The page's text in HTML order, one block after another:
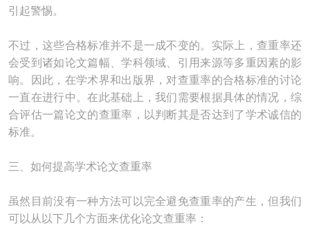
引起警惕。
不过，这些合格标准并不是一成不变的。实际上，查重率还
会受到诸如论文篇幅、学科领域、引用来源等多重因素的影
响。因此，在学术界和出版界，对查重率的合格标准的讨论
一直在进行中。在此基础上，我们需要根据具体的情况，综
合评估一篇论文的查重率，以判断其是否达到了学术诚信的
标准。
三、如何提高学术论文查重率
虽然目前没有一种方法可以完全避免查重率的产生，但我们
可以从以下几个方面来优化论文查重率：